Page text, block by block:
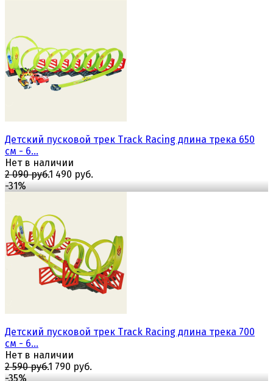
избранноесравнить
избранноесравнить
Детский пусковой трек Track Racing длина трека 650
см - 6...
Нет в наличии
2 090 руб.1 490 руб.
-31%
Детский пусковой трек Track Racing длина трека 700
см - 6...
Нет в наличии
2 590 руб.1 790 руб.
-35%